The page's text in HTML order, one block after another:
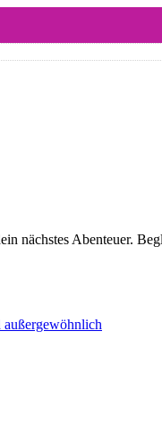
nächstes Abenteuer.
außergewöhnlich